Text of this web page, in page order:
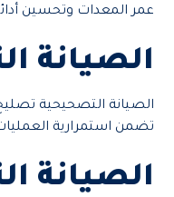
عمر المعدات وتحسين
الصيانة
الصيانة التصحيحية
تضمن استمرارية العمليات
الصيانة